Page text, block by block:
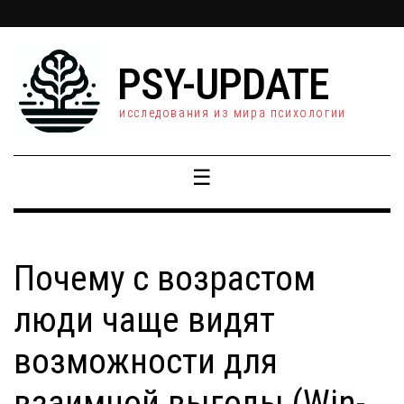
PSY-UPDATE
исследования из мира психологии
☰
Почему с возрастом
люди чаще видят
возможности для